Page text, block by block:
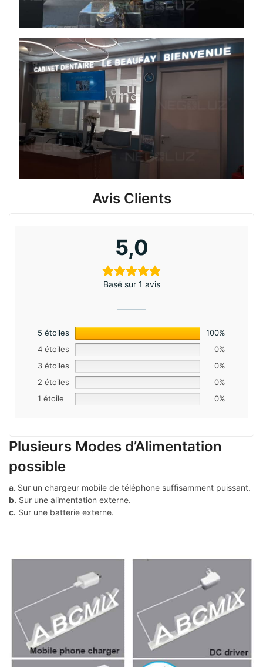
Avis Clients
5,0
Basé sur 1 avis
5 étoiles
100%
4 étoiles
0%
3 étoiles
0%
2 étoiles
0%
1 étoile
0%
Plusieurs Modes d’Alimentation
possible
a. Sur un chargeur mobile de téléphone suffisamment puissant.
b. Sur une alimentation externe.
c. Sur une batterie externe.